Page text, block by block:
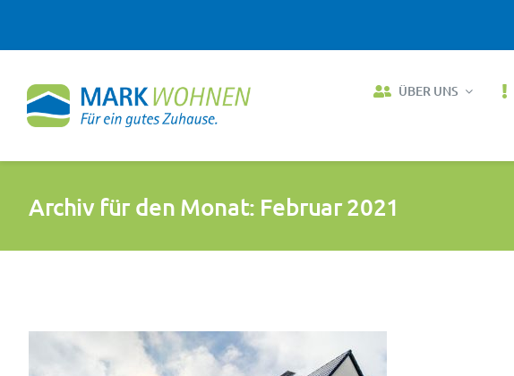
ÜBER UNS
Archiv für den Monat: Februar 2021